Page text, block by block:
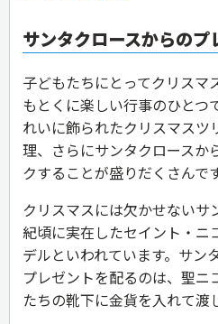
サンタクロースからのプ
子どもたちにとってクリスマ
もとくに楽しい行事のひとつ
れいに飾られたクリスマスツ
理、さらにサンタクロースか
クすることが盛りだくさんです
クリスマスには欠かせないサ
紀頃に実在したセイント・ニ
デルといわれています。サン
プレゼントを配るのは、聖ニ
たちの靴下に金貨を入れて渡